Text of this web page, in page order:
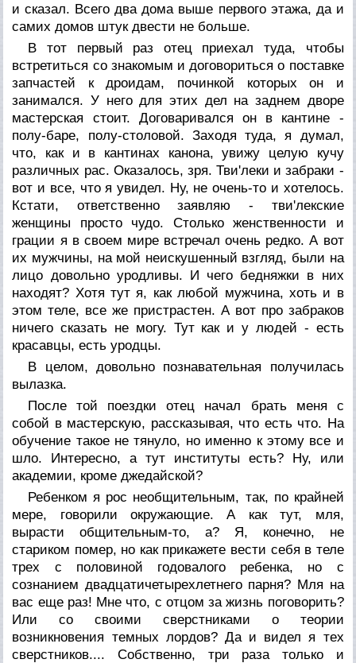
и сказал. Всего два дома выше первого этажа, да и
самих домов штук двести не больше.
В тот первый раз отец приехал туда, чтобы
встретиться со знакомым и договориться о поставке
запчастей к дроидам, починкой которых он и
занимался. У него для этих дел на заднем дворе
мастерская стоит. Договаривался он в кантине -
полу-баре, полу-столовой. Заходя туда, я думал,
что, как и в кантинах канона, увижу целую кучу
различных рас. Оказалось, зря. Тви'леки и забраки -
вот и все, что я увидел. Ну, не очень-то и хотелось.
Кстати, ответственно заявляю - тви'лекские
женщины просто чудо. Столько женственности и
грации я в своем мире встречал очень редко. А вот
их мужчины, на мой неискушенный взгляд, были на
лицо довольно уродливы. И чего бедняжки в них
находят? Хотя тут я, как любой мужчина, хоть и в
этом теле, все же пристрастен. А вот про забраков
ничего сказать не могу. Тут как и у людей - есть
красавцы, есть уродцы.
В целом, довольно познавательная получилась
вылазка.
После той поездки отец начал брать меня с
собой в мастерскую, рассказывая, что есть что. На
обучение такое не тянуло, но именно к этому все и
шло. Интересно, а тут институты есть? Ну, или
академии, кроме джедайской?
Ребенком я рос необщительным, так, по крайней
мере, говорили окружающие. А как тут, мля,
вырасти общительным-то, а? Я, конечно, не
стариком помер, но как прикажете вести себя в теле
трех с половиной годовалого ребенка, но с
сознанием двадцатичетырехлетнего парня? Мля на
вас еще раз! Мне что, с отцом за жизнь поговорить?
Или со своими сверстниками о теории
возникновения темных лордов? Да и видел я тех
сверстников.... Собственно, три раза только и